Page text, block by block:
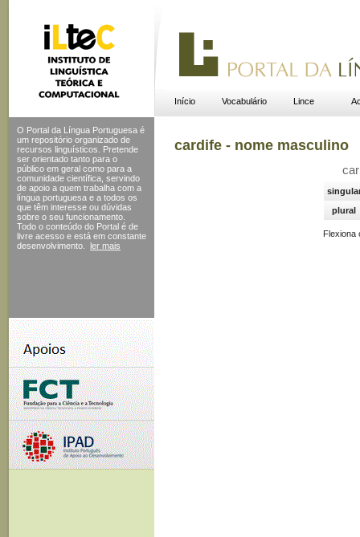
Início Vocabulário Lince
O Portal da Língua Portuguesa é
um repositório organizado de
recursos linguísticos. Pretende
ser orientado tanto para o
público em geral como para a
comunidade científica, servindo
de apoio a quem trabalha com a
língua portuguesa e a todos os
que têm interesse ou dúvidas
sobre o seu funcionamento.
Todo o conteúdo do Portal é de
livre acesso e está em constante
desenvolvimento.
ler mais
cardife - nome masculino
car
plural
Flexiona